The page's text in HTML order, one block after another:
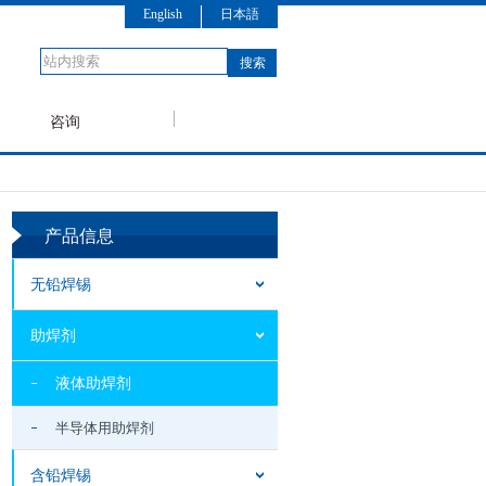
日本語
English
咨询
产品信息
无铅焊锡
助焊剂
液体助焊剂
半导体用助焊剂
含铅焊锡